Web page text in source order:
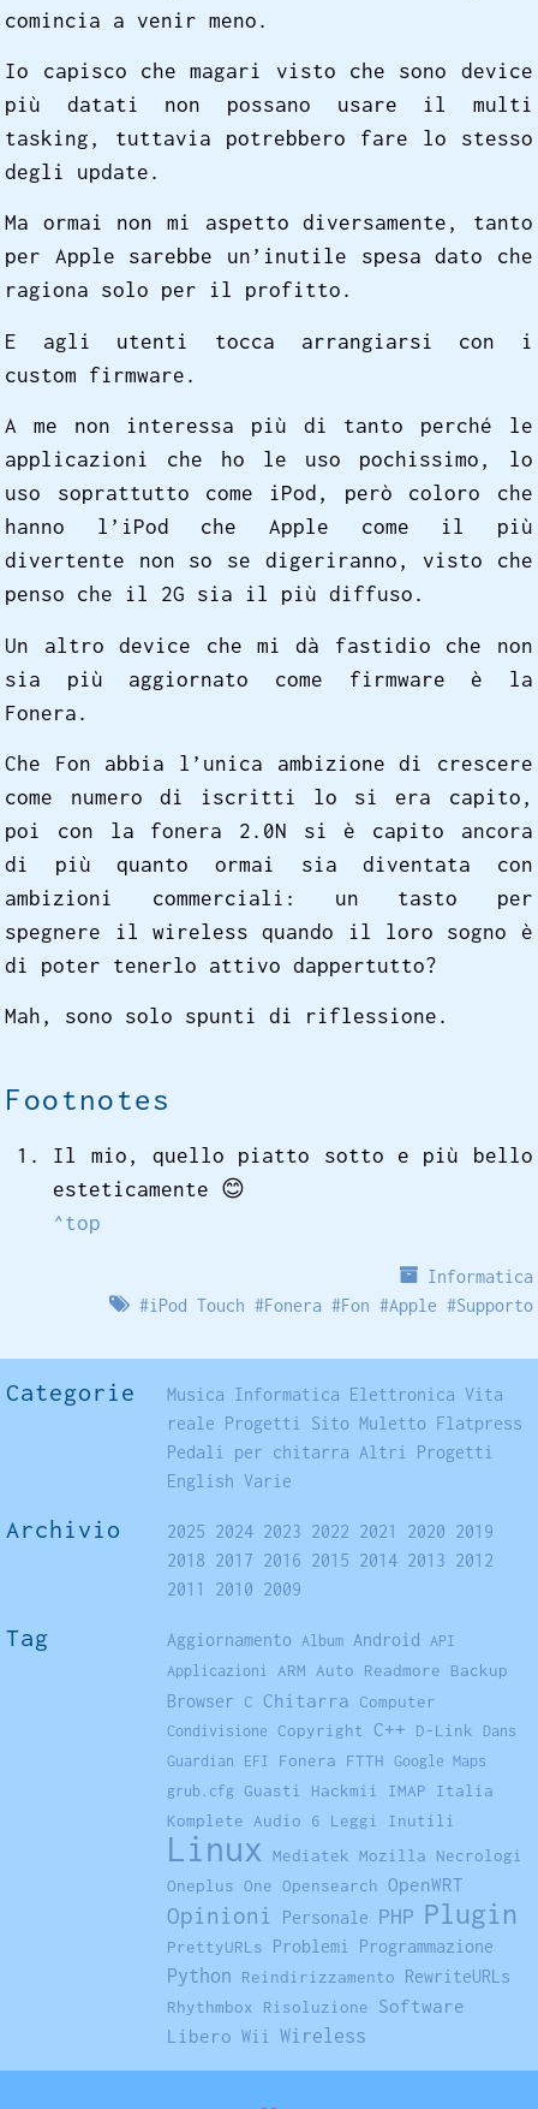
comincia a venir meno.
Io capisco che magari visto che sono device
più datati non possano usare il multi
tasking, tuttavia potrebbero fare lo stesso
degli update.
Ma ormai non mi aspetto diversamente, tanto
per Apple sarebbe un’inutile spesa dato che
ragiona solo per il profitto.
E agli utenti tocca arrangiarsi con i
custom firmware.
A me non interessa più di tanto perché le
applicazioni che ho le uso pochissimo, lo
uso soprattutto come iPod, però coloro che
hanno l’iPod che Apple come il più
divertente non so se digeriranno, visto che
penso che il 2G sia il più diffuso.
Un altro device che mi dà fastidio che non
sia più aggiornato come firmware è la
Fonera.
Che Fon abbia l’unica ambizione di crescere
come numero di iscritti lo si era capito,
poi con la fonera 2.0N si è capito ancora
di più quanto ormai sia diventata con
ambizioni commerciali: un tasto per
spegnere il wireless quando il loro sogno è
di poter tenerlo attivo dappertutto?
Mah, sono solo spunti di riflessione.
Footnotes
Il mio, quello piatto sotto e più bello
esteticamente 😊
^top
Informatica
#iPod Touch #Fonera #Fon #Apple #Supporto
Categorie Musica Informatica Elettronica Vita
reale Progetti Sito Muletto Flatpress
Pedali per chitarra Altri Progetti
English Varie
Archivio 2025 2024 2023 2022 2021 2020 2019
2018 2017 2016 2015 2014 2013 2012
2011
2010 2009
Tag Aggiornamento Album Android
API
Applicazioni
ARM Auto Readmore Backup
Browser C Chitarra Computer
Condivisione Copyright C++ D-Link
Dans
Guardian
EFI Fonera FTTH Google Maps
grub.cfg Guasti Hackmii IMAP
Italia
Komplete Audio 6
Leggi Inutili
Linux Mediatek Mozilla
Necrologi
Oneplus One Opensearch OpenWRT
Opinioni Personale PHP Plugin
PrettyURLs Problemi Programmazione
Python Reindirizzamento RewriteURLs
Rhythmbox Risoluzione
Software
Libero Wii Wireless